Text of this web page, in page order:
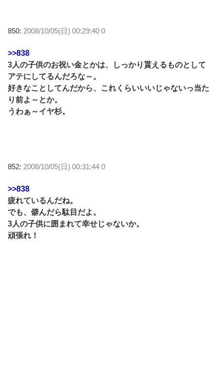
850: 2008/10/05(日) 00:29:40 0
>>838
3人の子供のお祝い金とかは、しっかり貰えるものとして
アテにしてるんだろな～。
好きなことしてんだから、これくらいいいじゃないっ当た
り前よ～とか。
うわぁ～イヤ杉。
852: 2008/10/05(日) 00:31:44 0
>>838
疲れているんだね。
でも、僻んだら駄目だよ。
3人の子供に囲まれて幸せじゃないか。
頑張れ！